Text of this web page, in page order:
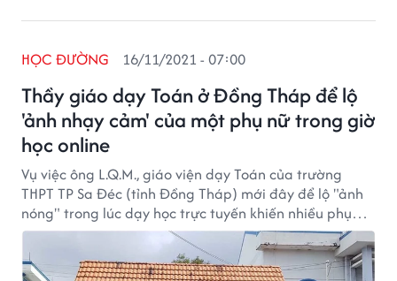
Thầy giáo dạy Toán ở Đồng Tháp để lộ
'ảnh nhạy cảm' của một phụ nữ trong giờ
học online
HỌC ĐƯỜNG 16/11/2021 - 07:00
Vụ việc ông L.Q.M., giáo viện dạy Toán của trường
THPT TP Sa Đéc (tỉnh Đồng Tháp) mới đây để lộ "ảnh
nóng" trong lúc dạy học trực tuyến khiến nhiều phụ
huynh vô cùng bức xúc.